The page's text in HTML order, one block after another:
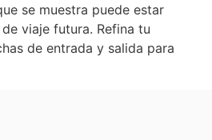
se muestra puede estar
viaje futura. Refina tu
de entrada y salida para